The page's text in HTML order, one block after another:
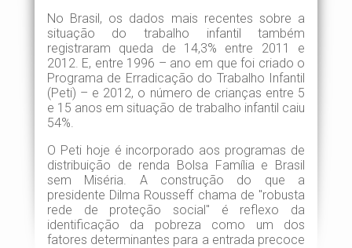
No Brasil, os dados mais recentes sobre a
situação do trabalho infantil também
registraram queda de 14,3% entre 2011 e
2012. E, entre 1996 – ano em que foi criado o
Programa de Erradicação do Trabalho Infantil
(Peti) – e 2012, o número de crianças entre 5
e 15 anos em situação de trabalho infantil caiu
54%.
O Peti hoje é incorporado aos programas de
distribuição de renda Bolsa Família e Brasil
sem Miséria. A construção do que a
presidente Dilma Rousseff chama de "robusta
rede de proteção social" é reflexo da
identificação da pobreza como um dos
fatores determinantes para a entrada precoce